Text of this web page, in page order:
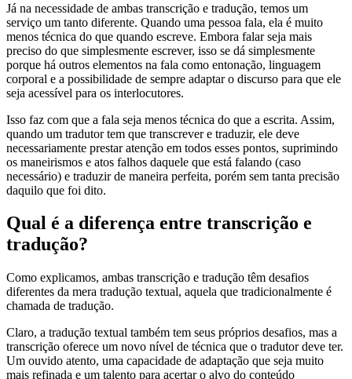
Já na necessidade de ambas transcrição e tradução, temos um
serviço um tanto diferente. Quando uma pessoa fala, ela é muito
menos técnica do que quando escreve. Embora falar seja mais
preciso do que simplesmente escrever, isso se dá simplesmente
porque há outros elementos na fala como entonação, linguagem
corporal e a possibilidade de sempre adaptar o discurso para que ele
seja acessível para os interlocutores.
Isso faz com que a fala seja menos técnica do que a escrita. Assim,
quando um tradutor tem que transcrever e traduzir, ele deve
necessariamente prestar atenção em todos esses pontos, suprimindo
os maneirismos e atos falhos daquele que está falando (caso
necessário) e traduzir de maneira perfeita, porém sem tanta precisão
daquilo que foi dito.
Qual é a diferença entre transcrição e
tradução?
Como explicamos, ambas transcrição e tradução têm desafios
diferentes da mera tradução textual, aquela que tradicionalmente é
chamada de tradução.
Claro, a tradução textual também tem seus próprios desafios, mas a
transcrição oferece um novo nível de técnica que o tradutor deve ter.
Um ouvido atento, uma capacidade de adaptação que seja muito
mais refinada e um talento para acertar o alvo do conteúdo